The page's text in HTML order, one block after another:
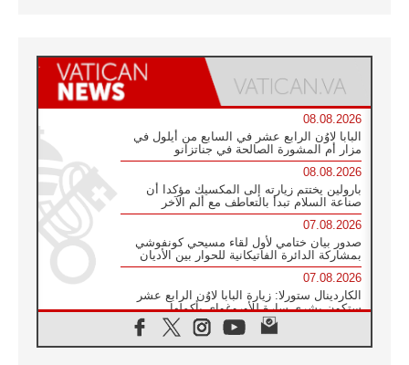
08.08.2026
البابا لاوُن الرابع عشر في السابع من أيلول في
مزار أم المشورة الصالحة في جناتزانو
08.08.2026
بارولين يختتم زيارته إلى المكسيك مؤكدا أن
صناعة السلام تبدأ بالتعاطف مع ألم الآخر
07.08.2026
صدور بيان ختامي لأول لقاء مسيحي كونفوشي
بمشاركة الدائرة الفاتيكانية للحوار بين الأديان
07.08.2026
الكاردينال ستورلا: زيارة البابا لاوُن الرابع عشر
ستكون بشرى سارة للأوروغواي بأكملها
الفاتيكان يعلن برنامج الزيارة الرسولية للبابا لاوُن